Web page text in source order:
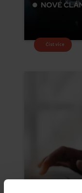
Číst více